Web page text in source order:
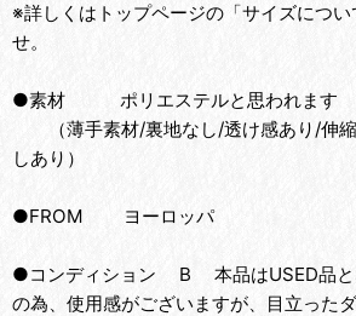
※詳しくはトップページの「サイズについ
せ。
●素材 ポリエステルと思われます
（薄手素材/裏地なし/透け感あり/伸縮
しあり）
●FROM ヨーロッパ
●コンディション B 本品はUSED品と
の為、使用感がございますが、目立った